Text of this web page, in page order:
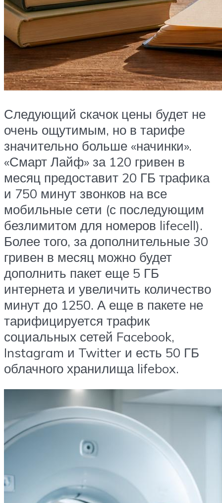
Следующий скачок цены будет не
очень ощутимым, но в тарифе
значительно больше «начинки».
«Смарт Лайф» за 120 гривен в
месяц предоставит 20 ГБ трафика
и 750 минут звонков на все
мобильные сети (с последующим
безлимитом для номеров lifecell).
Более того, за дополнительные 30
гривен в месяц можно будет
дополнить пакет еще 5 ГБ
интернета и увеличить количество
минут до 1250. А еще в пакете не
тарифицируется трафик
социальных сетей Facebook,
Instagram и Twitter и есть 50 ГБ
облачного хранилища lifebox.